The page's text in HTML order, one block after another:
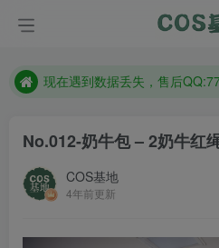
现在遇到数据丢失，售后
防失联：百度搜索《趣画刊》
No.012-奶牛包 – 2奶牛红
COS基地
4年前更新